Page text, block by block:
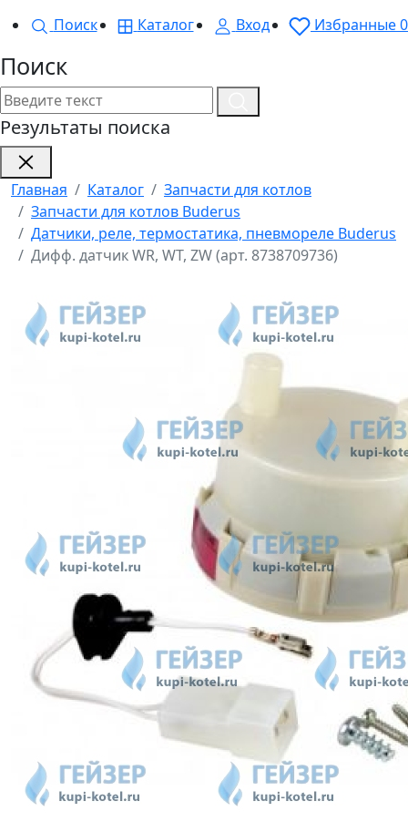
Поиск
Каталог Вход Избранные0
Поиск
Результаты поиска
Главная Каталог
Запчасти для котлов
Запчасти для котлов Buderus
Датчики, реле, термостатика, пневмореле Buderus
Дифф. датчик WR, WT, ZW (арт. 8738709736)